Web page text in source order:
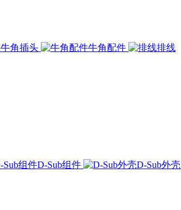
牛角插头 牛角配件 排线
D-Sub组件 D-Sub外壳